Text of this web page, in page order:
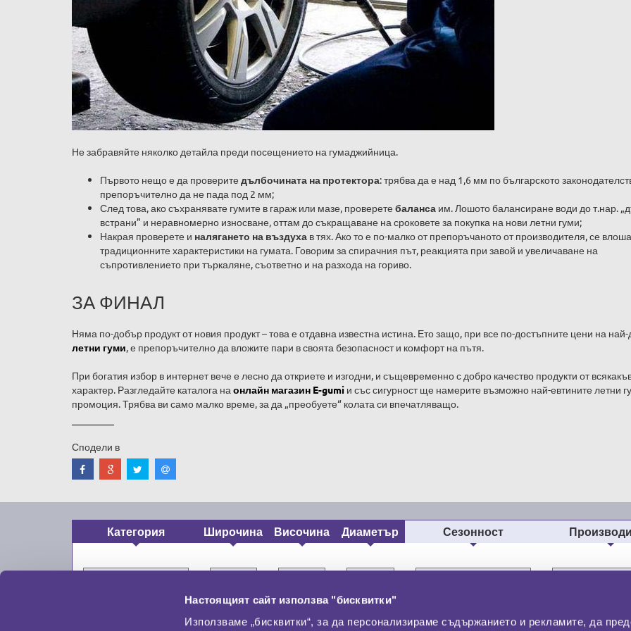
Настоящият сайт използва "бисквитки"
Използваме „бисквитки“, за да персонализираме съдържанието и рекламите, да
Не забравяйте няколко детайла преди посещението на гумаджийница.
Първото нещо е да проверите дълбочината на протектора: трябва да е над 1,6 мм по българското
препоръчително да не пада под 2 мм;
След това, ако съхранявате гумите в гараж или мазе, проверете баланса им. Лошото балансиране води до т.нар.
встрани” и неравномерно износване, оттам до съкращаване на сроковете за покупка на нови летни гуми;
Накрая проверете и налягането на въздуха в тях. Ако то е по-малко от препоръчаното от производителя, се
традиционните характеристики на гумата. Говорим за спирачния път, реакцията при завой и увеличаване на
съпротивлението при търкаляне, съответно и на разхода на гориво.
ЗА ФИНАЛ
Няма по-добър продукт от новия продукт – това е отдавна известна истина. Ето защо, при все по-достъпните цени на
летни гуми, е препоръчително да вложите пари в своята безопасност и комфорт на пътя.
При богатия избор в интернет вече е лесно да откриете и изгодни, и същевременно с добро качество продукти от
характер. Разгледайте каталога на онлайн магазин E-gumi и със сигурност ще намерите възможно най-евтините летни
промоция. Трябва ви само малко време, за да „преобуете“ колата си впечатляващо.
Сподели в
Категория Широчина Височина Диаметър Сезонност